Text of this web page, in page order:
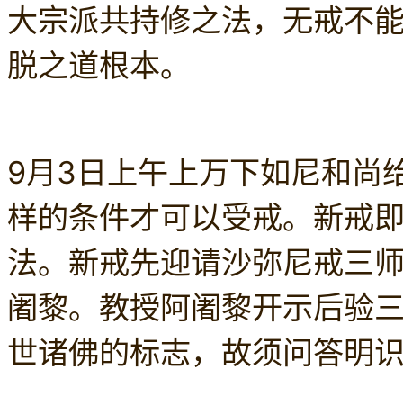
大宗派共持修之法，无戒不
脱之道根本。
9月3日上午上万下如尼和尚
样的条件才可以受戒。新戒
法。 新戒先迎请沙弥尼戒三
阇黎。教授阿阇黎开示后验
世诸佛的标志，故须问答明